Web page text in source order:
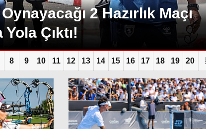
2 Hazırlık Maçı
Çıktı!
8 9 10 11 12 13 14 15 16 17 18 19 20